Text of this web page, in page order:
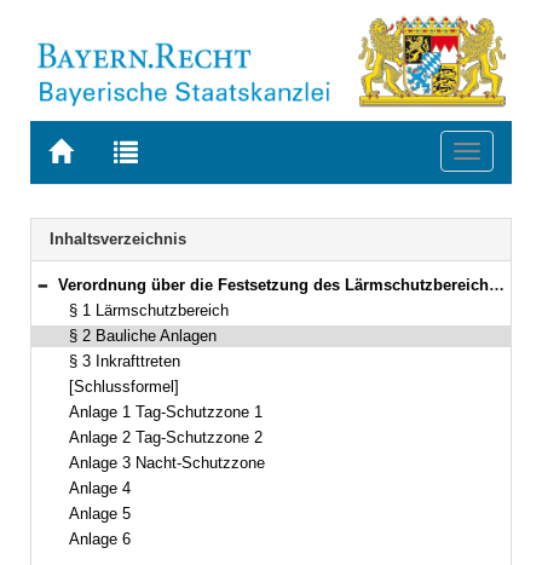
Zur
BAYERN.RECHT
Zur
letzten
Suche
Toggle
Navigation
Inhaltsverzeichnis
Bereich reduzieren
Verordnung über die Festsetzung des Lärmschutzbereichs für den Verkehrsflughafen Nürnberg (Fluglärmschutzverordnung Nürnberg – FluLärmV N) Vom 9. September 2014 (GVBl. S. 382) BayRS 96-1-5-B (§§ 1–3)
§ 1 Lärmschutzbereich
§ 2 Bauliche Anlagen
§ 3 Inkrafttreten
[Schlussformel]
Anlage 1 Tag-Schutzzone 1
Anlage 2 Tag-Schutzzone 2
Anlage 3 Nacht-Schutzzone
Anlage 4
Anlage 5
Anlage 6